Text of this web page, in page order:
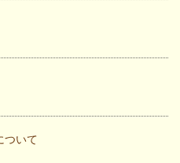
ついて